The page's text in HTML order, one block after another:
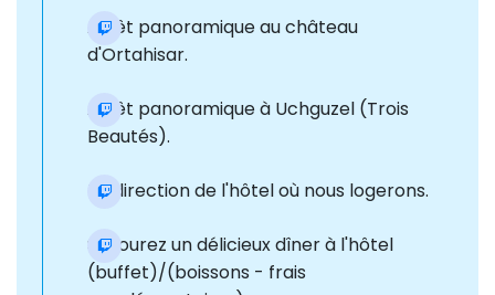
Arrêt panoramique au château
d'Ortahisar.
Arrêt panoramique à Uchguzel (Trois
Beautés).
En direction de l'hôtel où nous logerons.
Savourez un délicieux dîner à l'hôtel
(buffet)/(boissons - frais